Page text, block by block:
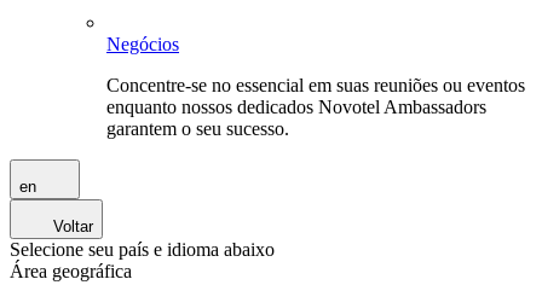
Negócios
Concentre-se no essencial em suas reuniões ou eventos
enquanto nossos dedicados Novotel Ambassadors
garantem o seu sucesso.
en
Voltar
Selecione seu país e idioma abaixo
Área geográfica